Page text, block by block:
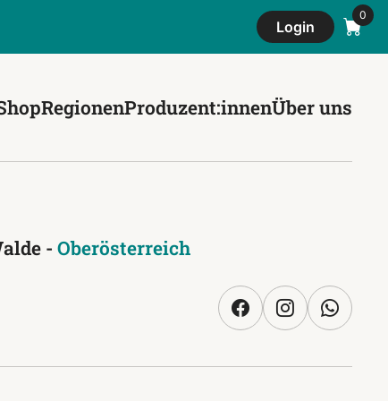
Login
RegionenProduzent:innenÜber uns
- Oberösterreich